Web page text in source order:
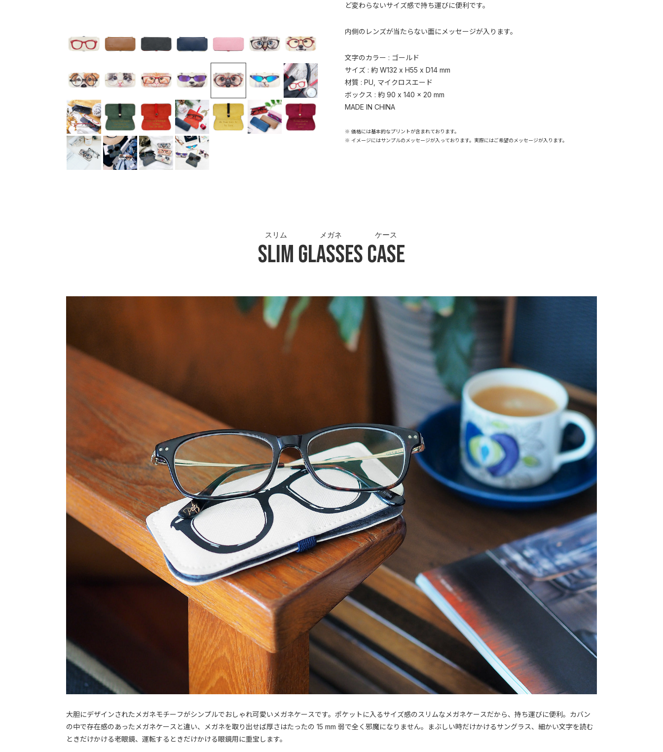
ど変わらないサイズ感で持ち運びに便利です。
内側のレンズが当たらない面にメッセージが入ります。
文字のカラー : ゴールド
サイズ : 約 W132 x H55 x D14 mm
材質 : PU, マイクロスエード
ボックス : 約 90 x 140 x 20 mm
MADE IN CHINA
※ 価格には基本的なプリントが含まれております。
※ イメージにはサンプルのメッセージが入っております。実際にはご希望のメッセージが入ります。
Slim
スリム
Glasses
メガネ
Case
ケース
大胆にデザインされたメガネモチーフがシンプルでおしゃれ可愛いメガネケースです。ポケットに入るサイズ感のスリムなメガネケースだから、持ち運びに便利。カバン
の中で存在感のあったメガネケースと違い、メガネを取り出せば厚さはたったの 15 mm 弱で全く邪魔になりません。まぶしい時だけかけるサングラス、細かい文字を読む
ときだけかける老眼鏡、運転するときだけかける眼鏡用に重宝します。